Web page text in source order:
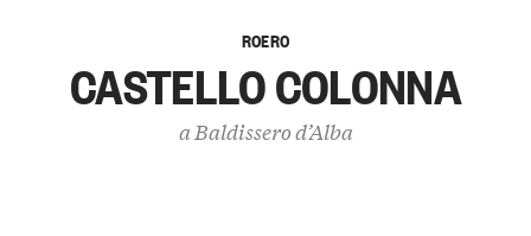
ROERO
CASTELLO COLONNA
aBaldissero d’Alba